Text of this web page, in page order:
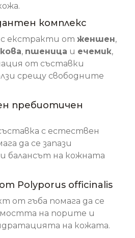
комплекс
екстракти от женшен,
, пшеница и ечемик,
от съставки
срещу свободните
пребиотичен
с естествен
да се запази
балансът на кожната
Polyporus officinalis
от гъба помага да се
на порите и
на кожата.